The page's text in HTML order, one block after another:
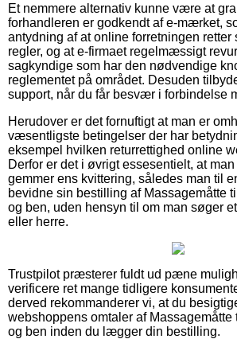
Et nemmere alternativ kunne være at
forhandleren er godkendt af e-mærket,
antydning af at online forretningen retter
regler, og at e-firmaet regelmæssigt
sagkyndige som har den nødvendige
reglementet på området. Desuden
support, når du får besvær i forbindelse
Herudover er det fornuftigt at man er
væsentligste betingelser der har
eksempel hvilken returrettighed online
Derfor er det i øvrigt essesentielt, at
gemmer ens kvittering, således man til
bevidne sin bestilling af Massagemåtte
og ben, uden hensyn til om man søger
eller herre.
Trustpilot præsterer fuldt ud pæne
verificere ret mange tidligere
derved rekommanderer vi, at du
webshoppens omtaler af
og ben inden du lægger din bestilling.